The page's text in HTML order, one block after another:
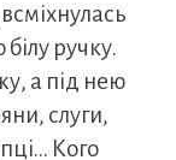
ручку.
а під нею
слуги,
Кого